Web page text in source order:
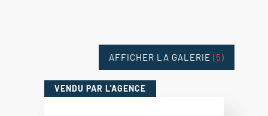
VENDU PAR L'AGENCE
AFFICHER LA GALERIE (5)